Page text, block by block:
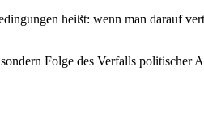
heißt: wenn man darauf
Folge des Verfalls politischer